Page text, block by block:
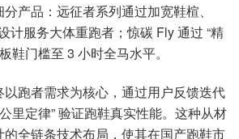
产品：远征者系列通过加宽鞋楦、
计服务大体重跑者；惊碳 Fly 通过 “精
鞋门槛至 3 小时全马水平。
跑者需求为核心，通过用户反馈迭代
里定律” 验证跑鞋真实性能。这种从材
全链条技术布局，使其在国产跑鞋市